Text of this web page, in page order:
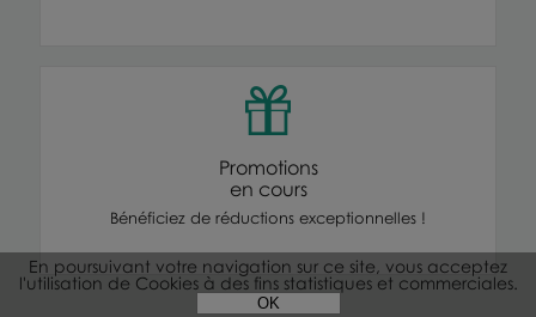
Promotions
en cours
Bénéficiez de réductions exceptionnelles !
En poursuivant votre navigation sur ce site, vous acceptez
l'utilisation de Cookies à des fins statistiques et commerciales.
OK